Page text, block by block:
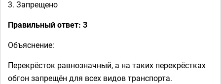
3. Запрещено
Правильный ответ: 3
Объяснение:
Перекрёсток равнозначный, а на таких перекрёстках
обгон запрещён для всех видов транспорта.